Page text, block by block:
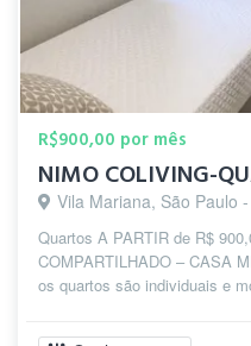
R$900,00 por mês
Vila Mariana, São Paulo
Quartos A PARTIR de R$
COMPARTILHADO – CASA
os quartos são individuais e